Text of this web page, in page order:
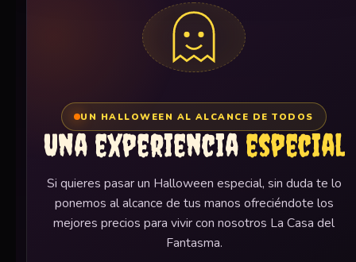
UN HALLOWEEN AL ALCANCE DE TODOS
Una experiencia especial
Si quieres pasar un Halloween especial, sin duda te lo
ponemos al alcance de tus manos ofreciéndote los
mejores precios para vivir con nosotros La Casa del
Fantasma.